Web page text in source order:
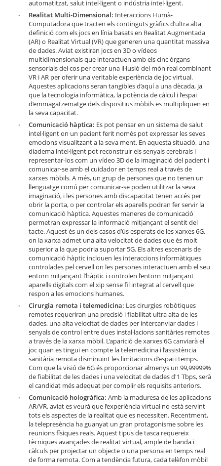
automatitzat, salut intel·ligent o indústria intel·ligent.
Realitat Multi-Dimensional: Interaccions Humà-
Computadora que tracten els continguts gràfics d’ultra alta
definició com els jocs en línia basats en Realitat Augmentada
(AR) o Realitat Virtual (VR) que generen una quantitat massiva
de dades. Aviat existiran jocs en 3D o vídeos
multidimensionals que interactuen amb els cinc òrgans
sensorials del cos per crear una il·lusió del món real combinant
VR i AR per oferir una veritable experiència de joc virtual.
Aquestes aplicacions seran tangibles d’aquí a una dècada, ja
que la tecnologia informàtica, la potència de càlcul i l’espai
d’emmagatzematge dels dispositius mòbils es multipliquen en
la seva capacitat.
Comunicació hàptica: Es pot pensar en un sistema de salut
intel·ligent on un pacient ferit només pot expressar les seves
emocions visualitzant a la seva ment. En aquesta situació, una
diadema intel·ligent pot reconstruir els senyals cerebrals i
representar-los com un vídeo 3D de la imaginació del pacient i
comunicar-se amb el cuidador en temps real a través de
xarxes mòbils. A més, un grup de persones que no tenen un
llenguatge comú per comunicar-se poden utilitzar la seva
imaginació, i les persones amb discapacitat tenen accés per
obrir la porta, o per controlar els aparells podran fer servir la
comunicació hàptica. Aquestes maneres de comunicació
permetran expressar la informació mitjançant el sentit del
tacte. Aquest és un dels casos d’ús esperats de les xarxes 6G,
on la xarxa admet una alta velocitat de dades que és molt
superior a la que podria suportar 5G. Els altres escenaris de
comunicació hàptic inclouen les interaccions informàtiques
controlades pel cervell on les persones interactuen amb el seu
entorn mitjançant l’hàptic i controlen l’entorn mitjançant
aparells digitals com el xip sense fil integrat al cervell que
respon a les emocions humanes.
Cirurgia remota i telemedicina: Les cirurgies robòtiques
remotes requeriran una precisió i fiabilitat ultra alta de les
dades, una alta velocitat de dades per intercanviar dades i
senyals de control entre dues instal·lacions sanitàries remotes
a través de la xarxa mòbil. L’aparició de xarxes 6G canviarà el
joc quan es tingui en compte la telemedicina i l’assistència
sanitària remota disminuint les limitacions d’espai i temps.
Com que la visió de 6G és proporcionar almenys un 99,99999%
de fiabilitat de les dades i una velocitat de dades d'1 Tbps, serà
el candidat més adequat per complir els requisits anteriors.
Comunicació hologràfica: Amb la maduresa de les aplicacions
AR/VR, aviat es veurà que l’experiència virtual no està servint
tots els aspectes de la realitat que es necessiten. Recentment,
la telepresència ha guanyat un gran protagonisme sobre les
reunions físiques reals. Aquest tipus de tasca requereix
tècniques avançades de realitat virtual, ample de banda i
càlculs per projectar un objecte o una persona en temps real
de forma remota. Com a tendència futura, cada telèfon mòbil